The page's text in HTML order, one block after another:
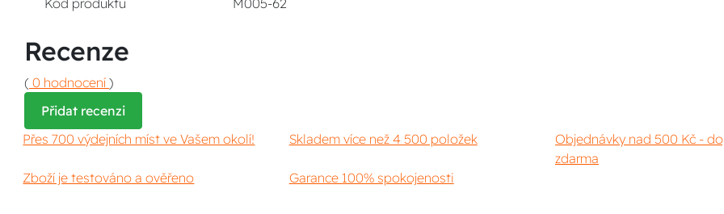
Kód produktu M005-62
Recenze
( 0 hodnocení )
Přidat recenzi
Přes 700 výdejních míst ve Vašem okolí!
Skladem více než 4 500 položek
Objednávky nad 500 Kč -
zdarma
Zboží je testováno a ověřeno
Garance 100% spokojenosti